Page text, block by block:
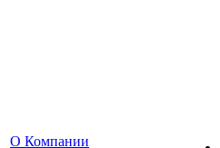
О Компании